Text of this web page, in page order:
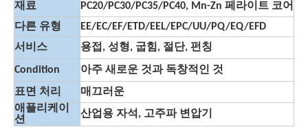
재료
PC20/PC30/PC35/PC40, Mn-Zn 페라이트 코어
다른 유형
EE/EC/EF/ETD/EEL/EPC/UU/PQ/EQ/EFD
서비스
용접, 성형, 굽힘, 절단, 펀칭
Condition
아주 새로운 것과 독창적인 것
표면 처리
매끄러운
애플리케이
션
산업용 자석, 고주파 변압기